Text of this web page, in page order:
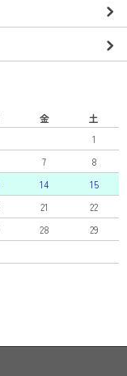
金
土
1
7
8
14
15
21
22
28
29